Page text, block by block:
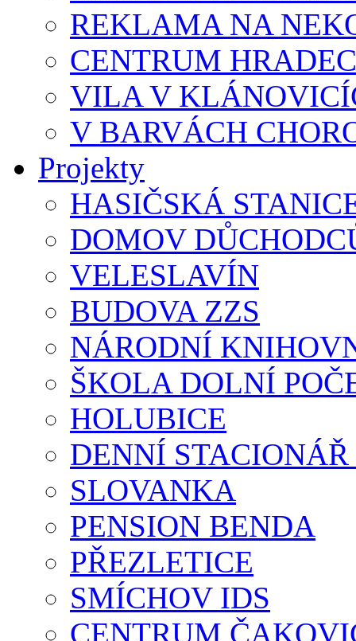
REKLAMA NA
CENTRUM
VILA V
V BARVÁCH
Projekty
HASIČSKÁ
DOMOV
VELESLAVÍN
BUDOVA ZZS
NÁRODNÍ
ŠKOLA DOLNÍ
HOLUBICE
DENNÍ
SLOVANKA
PENSION BENDA
PŘEZLETICE
SMÍCHOV IDS
CENTRUM